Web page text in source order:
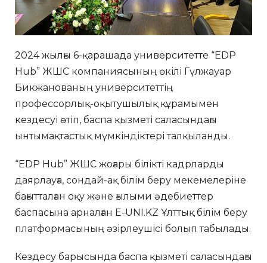
2024 жылғы 6-қарашада университетте “EDP
Hub” ЖШС компаниясының өкілі Гүлжауар
Бикжанованың университеттің
профессорлық-оқытушылық құрамымен
кездесуі өтіп, баспа қызметі саласындағы
ынтымақтастық мүмкіндіктері талқыланды.
“EDP Hub” ЖШС жоғары білікті кадрларды
даярлауға, сондай-ақ білім беру мекемелеріне
бағытталған оқу және ғылыми әдебиеттер
баспасына арналған E-UNI.KZ Ұлттық білім беру
платформасының әзірлеушісі болып табылады.
Кездесу барысында баспа қызметі саласындағы